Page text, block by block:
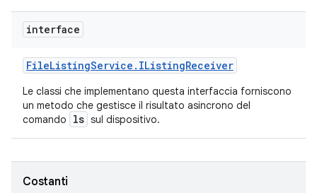
interface
FileListingService . IListingReceiver
Le classi che implementano questa interfaccia forniscono
un metodo che gestisce il risultato asincrono del
comando
ls sul dispositivo.
Costanti